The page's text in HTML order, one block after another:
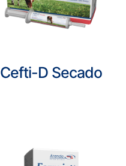
Cefti-D Secado